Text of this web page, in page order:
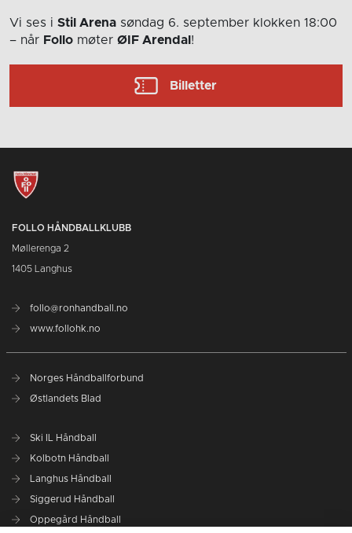
Vi ses i Stil Arena søndag 6. september klokken 18:00
– når Follo møter ØIF Arendal !
Billetter
FOLLO HÅNDBALLKLUBB
Møllerenga 2
1405 Langhus
follo@ronhandball.no
www.follohk.no
Norges Håndballforbund
Østlandets Blad
Ski IL Håndball
Kolbotn Håndball
Langhus Håndball
Siggerud Håndball
Oppegård Håndball